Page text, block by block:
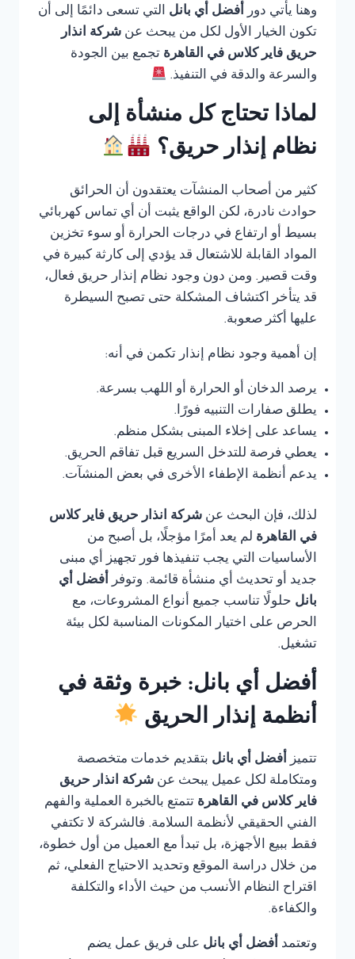
وهنا يأتي دور أفضل أي بانل التي تسعى دائمًا إلى أن
تكون الخيار الأول لكل من يبحث عن شركة انذار
حريق فاير كلاس في القاهرة تجمع بين الجودة
والسرعة والدقة في التنفيذ.
لماذا تحتاج كل منشأة إلى
نظام إنذار حريق؟
كثير من أصحاب المنشآت يعتقدون أن الحرائق
حوادث نادرة، لكن الواقع يثبت أن أي تماس كهربائي
بسيط أو ارتفاع في درجات الحرارة أو سوء تخزين
المواد القابلة للاشتعال قد يؤدي إلى كارثة كبيرة في
وقت قصير. ومن دون وجود نظام إنذار حريق فعال،
قد يتأخر اكتشاف المشكلة حتى تصبح السيطرة
عليها أكثر صعوبة.
إن أهمية وجود نظام إنذار تكمن في أنه:
يرصد الدخان أو الحرارة أو اللهب بسرعة.
يطلق صفارات التنبيه فورًا.
يساعد على إخلاء المبنى بشكل منظم.
يعطي فرصة للتدخل السريع قبل تفاقم الحريق.
يدعم أنظمة الإطفاء الأخرى في بعض المنشآت.
لذلك، فإن البحث عن شركة انذار حريق فاير كلاس
في القاهرة لم يعد أمرًا مؤجلًا، بل أصبح من
الأساسيات التي يجب تنفيذها فور تجهيز أي مبنى
جديد أو تحديث أي منشأة قائمة. وتوفر أفضل أي
بانل حلولًا تناسب جميع أنواع المشروعات، مع
الحرص على اختيار المكونات المناسبة لكل بيئة
تشغيل.
أفضل أي بانل: خبرة وثقة في
أنظمة إنذار الحريق
تتميز أفضل أي بانل بتقديم خدمات متخصصة
ومتكاملة لكل عميل يبحث عن شركة انذار حريق
فاير كلاس في القاهرة تتمتع بالخبرة العملية والفهم
الفني الحقيقي لأنظمة السلامة. فالشركة لا تكتفي
فقط ببيع الأجهزة، بل تبدأ مع العميل من أول خطوة،
من خلال دراسة الموقع وتحديد الاحتياج الفعلي، ثم
اقتراح النظام الأنسب من حيث الأداء والتكلفة
والكفاءة.
وتعتمد أفضل أي بانل على فريق عمل يضم